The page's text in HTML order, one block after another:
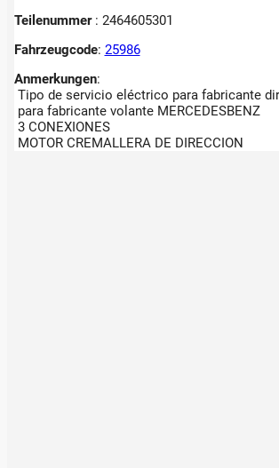
Teilenummer : 2464605301
Fahrzeugcode: 25986
Anmerkungen:
Tipo de servicio eléctrico para fabricante
para fabricante volante MERCEDESBENZ
3 CONEXIONES
MOTOR CREMALLERA DE DIRECCION